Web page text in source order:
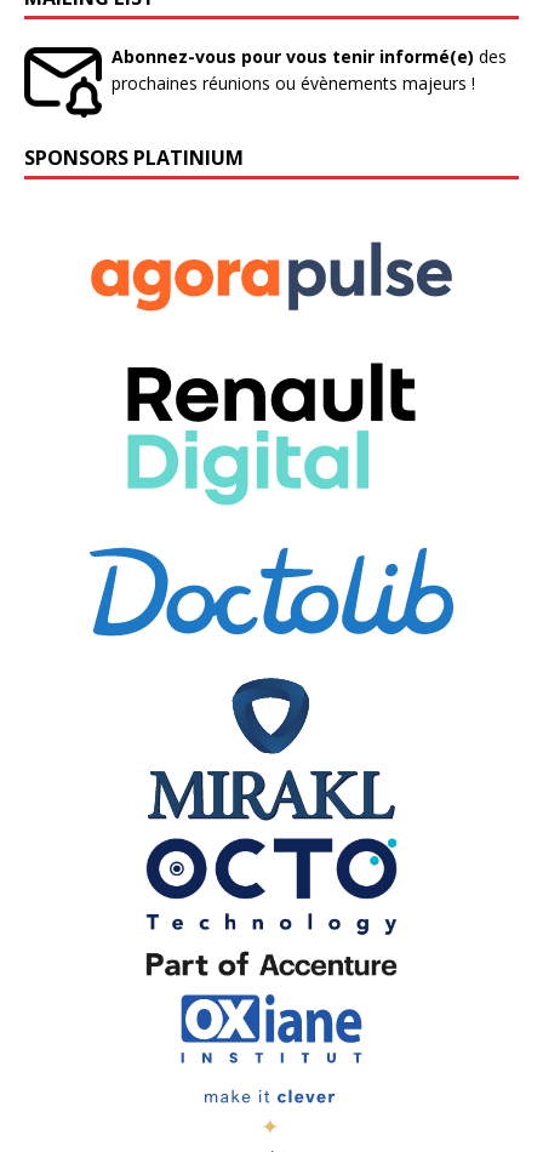
Abonnez-vous pour vous tenir informé(e) des
prochaines réunions ou évènements majeurs !
SPONSORS PLATINIUM